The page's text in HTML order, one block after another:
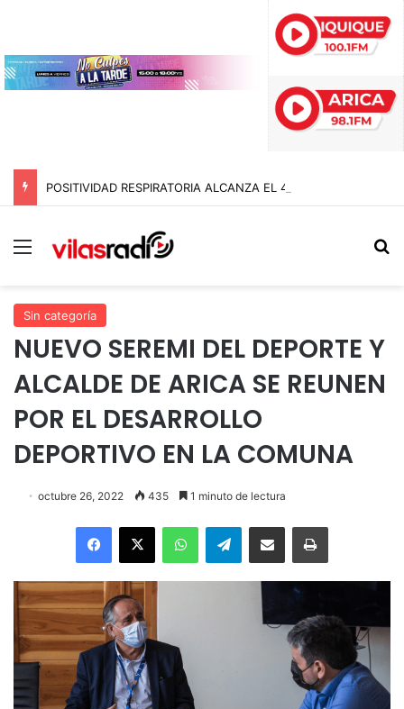
Menú
Sin categoría
NUEVO SEREMI DEL DEPORTE Y
ALCALDE DE ARICA SE REUNEN
POR EL DESARROLLO
DEPORTIVO EN LA COMUNA
octubre 26, 2022 435 1 minuto de lectura
Facebook
X WhatsAppTelegramEnviar vía email Imprimir